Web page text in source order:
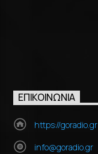
ΕΠΙΚΟΙΝΩΝΊΑ
https://goradio.gr
info@goradio.gr